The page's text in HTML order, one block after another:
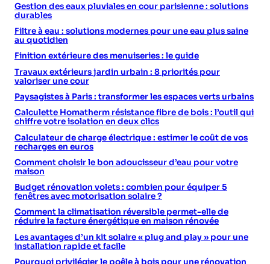
Gestion des eaux pluviales en cour parisienne : solutions
durables
Filtre à eau : solutions modernes pour une eau plus saine
au quotidien
Finition extérieure des menuiseries : le guide
Travaux extérieurs jardin urbain : 8 priorités pour
valoriser une cour
Paysagistes à Paris : transformer les espaces verts urbains
Calculette Homatherm résistance fibre de bois : l’outil qui
chiffre votre isolation en deux clics
Calculateur de charge électrique : estimer le coût de vos
recharges en euros
Comment choisir le bon adoucisseur d’eau pour votre
maison
Budget rénovation volets : combien pour équiper 5
fenêtres avec motorisation solaire ?
Comment la climatisation réversible permet-elle de
réduire la facture énergétique en maison rénovée
Les avantages d’un kit solaire « plug and play » pour une
installation rapide et facile
Pourquoi privilégier le poêle à bois pour une rénovation